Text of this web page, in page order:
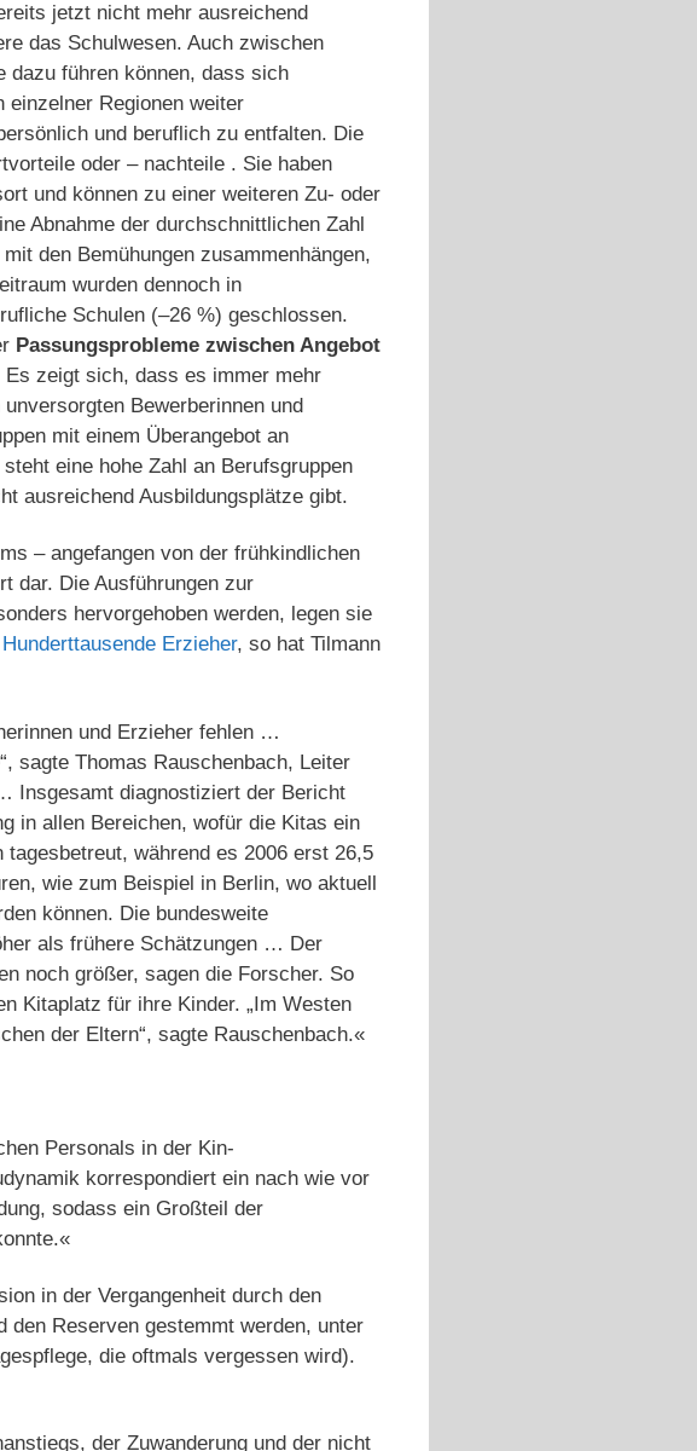
jetzt nicht mehr ausreichend
das Schulwesen. Auch zwischen
dazu führen können, dass sich
einzelner Regionen weiter
und beruflich zu entfalten. Die
oder – nachteile . Sie haben
und können zu einer weiteren Zu- oder
Abnahme der durchschnittlichen Zahl
den Bemühungen zusammenhängen,
wurden dennoch in
Schulen (–26 %) geschlossen.
Passungsprobleme zwischen Angebot
Es zeigt sich, dass es immer mehr
Bewerberinnen und
mit einem Überangebot an
eine hohe Zahl an Berufsgruppen
ausreichend Ausbildungsplätze gibt.
– angefangen von der frühkindlichen
dar. Die Ausführungen zur
hervorgehoben werden, legen sie
Erzieher, so hat Tilmann
und Erzieher fehlen …
sagte Thomas Rauschenbach, Leiter
Insgesamt diagnostiziert der Bericht
in allen Bereichen, wofür die Kitas ein
während es 2006 erst 26,5
wie zum Beispiel in Berlin, wo aktuell
können. Die bundesweite
als frühere Schätzungen … Der
noch größer, sagen die Forscher. So
Kitaplatz für ihre Kinder. „Im Westen
der Eltern“, sagte Rauschenbach.«
Personals in der Kin­
korrespondiert ein nach wie vor
sodass ein Großteil der
in der Vergangenheit durch den
den Reserven gestemmt werden, unter
die oftmals vergessen wird).
der Zuwanderung und der nicht